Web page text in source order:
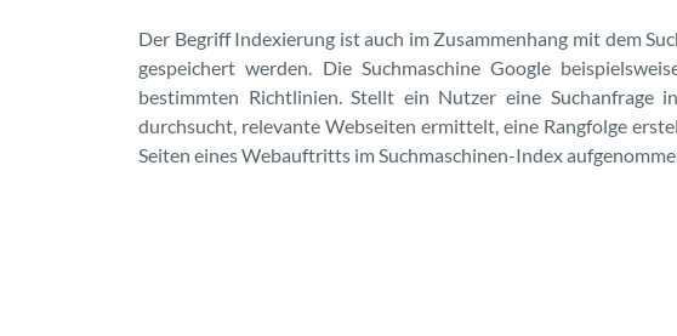
Der Begriff Indexierung ist auch im Zusammenhang mit dem
gespeichert werden. Die Suchmaschine Google
bestimmten Richtlinien. Stellt ein Nutzer eine Suchanfrage
durchsucht, relevante Webseiten ermittelt, eine Rangfolge
Seiten eines Webauftritts im Suchmaschinen-Index